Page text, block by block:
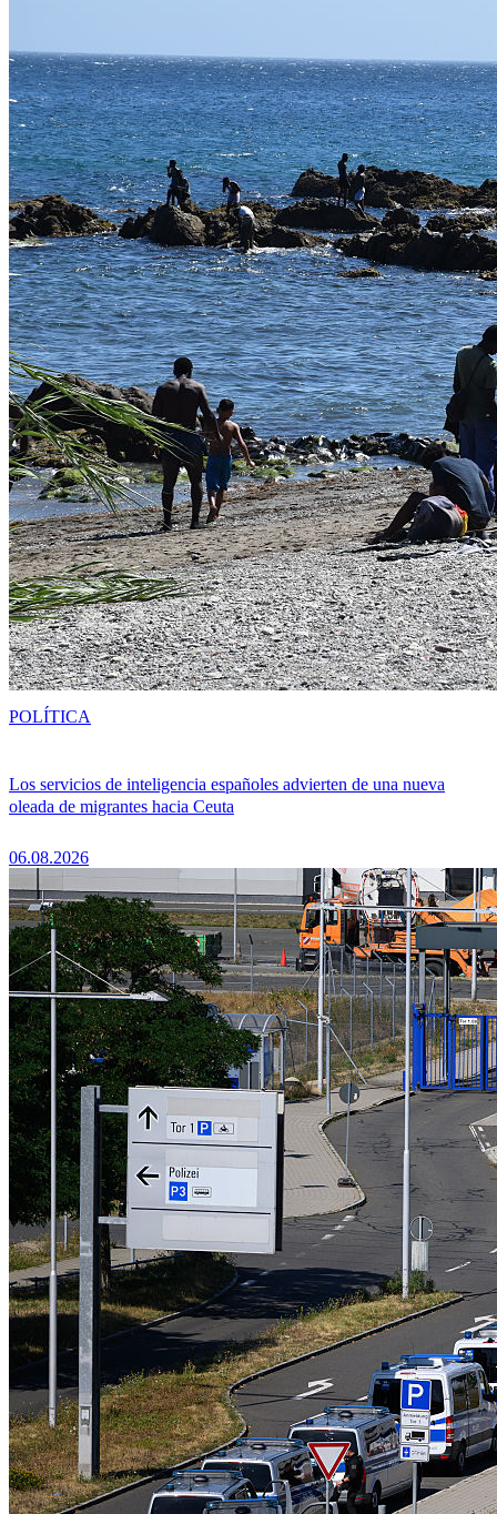
Los servicios de inteligencia españoles advierten de una nueva
oleada de migrantes hacia Ceuta
06.08.2026
POLÍTICA